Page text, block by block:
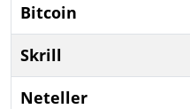
Bitcoin
Skrill
Neteller